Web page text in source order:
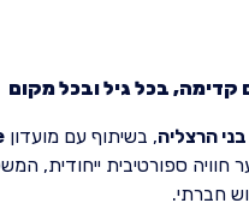
קדימה, בכל גיל ובכל מקום
בני הרצליה, בשיתוף עם מועדון
חוויה ספורטיבית ייחודית,
חברתי.